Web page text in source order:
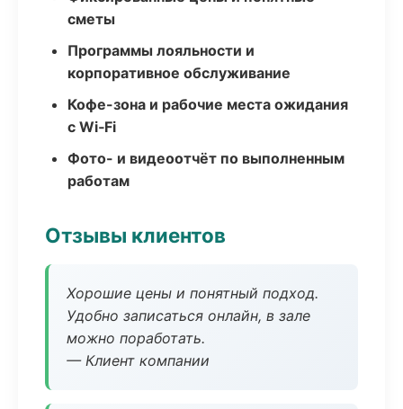
сметы
Программы лояльности и
корпоративное обслуживание
Кофе-зона и рабочие места ожидания
с Wi‑Fi
Фото- и видеоотчёт по выполненным
работам
Отзывы клиентов
Хорошие цены и понятный подход.
Удобно записаться онлайн, в зале
можно поработать.
— Клиент компании